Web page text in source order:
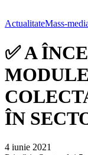
ActualitateMass-
✅ A
ÎN
4 iunie 2021